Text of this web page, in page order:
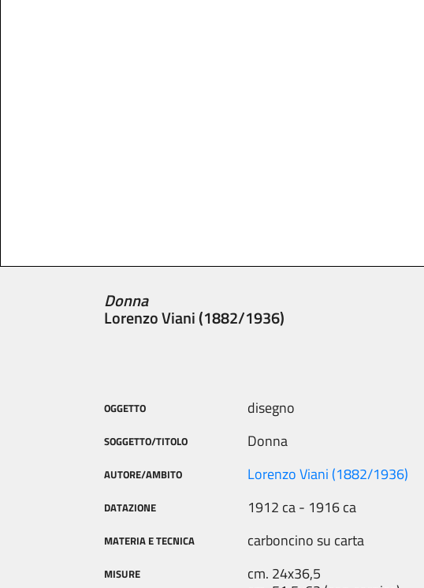
Donna
Lorenzo Viani (1882/1936)
OGGETTO disegno
SOGGETTO/TITOLO Donna
AUTORE/AMBITO Lorenzo Viani (1882/1936)
DATAZIONE 1912 ca - 1916 ca
MATERIA E TECNICA carboncino su carta
MISURE
cm. 24x36,5